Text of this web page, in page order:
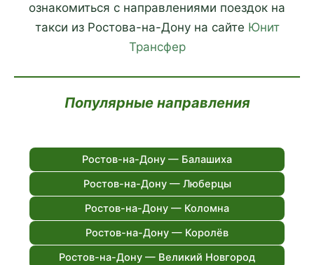
ознакомиться с направлениями поездок на
такси из Ростова-на-Дону на сайте Юнит
Трансфер
Популярные направления
Ростов-на-Дону — Балашиха
Ростов-на-Дону — Люберцы
Ростов-на-Дону — Коломна
Ростов-на-Дону — Королёв
Ростов-на-Дону — Великий Новгород